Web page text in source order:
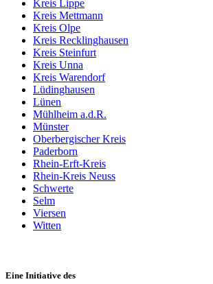
Kreis Lippe
Kreis Mettmann
Kreis Olpe
Kreis Recklinghausen
Kreis Steinfurt
Kreis Unna
Kreis Warendorf
Lüdinghausen
Lünen
Mühlheim a.d.R.
Münster
Oberbergischer Kreis
Paderborn
Rhein-Erft-Kreis
Rhein-Kreis Neuss
Schwerte
Selm
Viersen
Witten
Eine Initiative des